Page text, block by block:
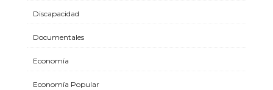
Discapacidad
Documentales
Economía
Economía Popular